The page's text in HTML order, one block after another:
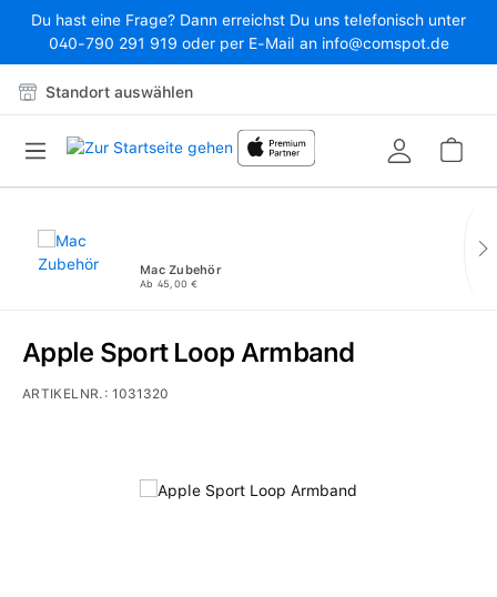
Zum Hauptinhalt springen
Du hast eine Frage? Dann erreichst Du uns telefonisch unter
040-790 291 919 oder per E-Mail an info@comspot.de
Standort auswählen
Mac Zubehör
Ab 45,00 €
Bildergalerie überspringen
Apple Sport Loop Armband
ARTIKELNR.:1031320